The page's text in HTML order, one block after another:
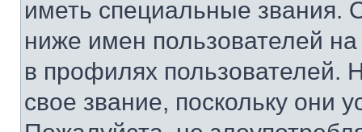
иметь специальные звания.
ниже имен пользователей
в профилях
свое звание, поскольку они